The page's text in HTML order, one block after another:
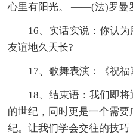
心里有阳光。 ——(法)罗曼
16、实话实说：你认
友谊地久天长?
17、歌舞表演：《祝福
18、结束语：我们即
的世纪，同时更是一个需
纪。让我们学会交往的技